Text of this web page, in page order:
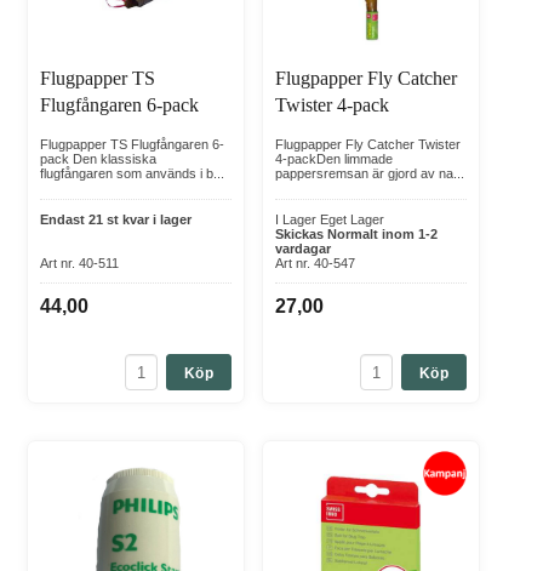
Flugpapper TS
Flugfångaren 6-pack
Flugpapper TS Flugfångaren 6-
pack Den klassiska
flugfångaren som används i b...
Endast 21 st kvar i lager
Art nr. 40-511
44,00
Köp
Flugpapper Fly Catcher
Twister 4-pack
Flugpapper Fly Catcher Twister
4-packDen limmade
pappersremsan är gjord av na...
I Lager Eget Lager
Skickas Normalt inom 1-2
vardagar
Art nr. 40-547
27,00
Köp